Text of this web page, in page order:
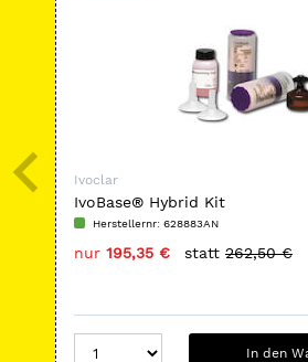
Ivoclar
IvoBase® Hybrid Kit
Herstellernr: 628883AN
nur 195,35 € statt 262,50 €
In den